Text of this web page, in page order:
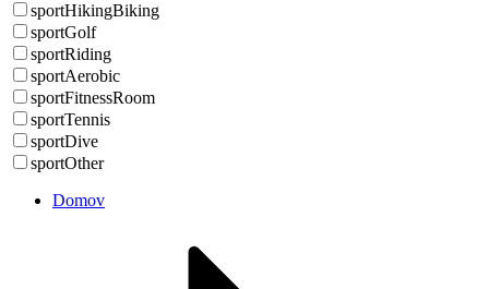
sportHikingBiking
sportGolf
sportRiding
sportAerobic
sportFitnessRoom
sportTennis
sportDive
sportOther
Domov